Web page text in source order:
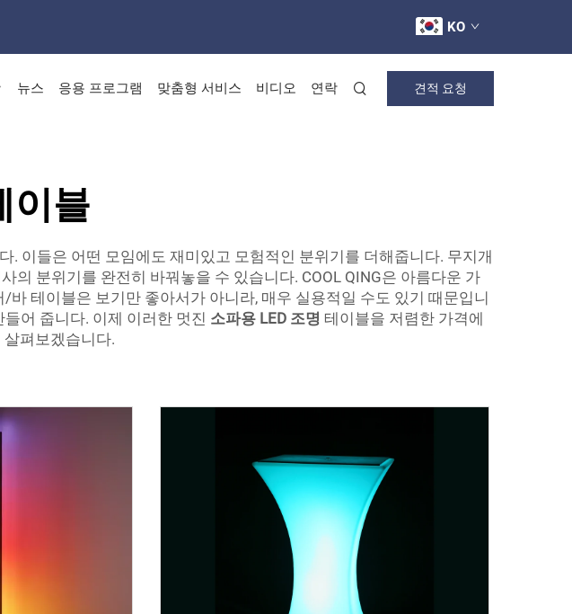
KO
뉴스 응용 프로그램 맞춤형 서비스 비디오 연락 견적 요청
이블
이들은 어떤 모임에도 재미있고 모험적인 분위기를 더해줍니다. 무지개
분위기를 완전히 바꿔놓을 수 있습니다. COOL QING은 아름다운 가
테이블은 보기만 좋아서가 아니라, 매우 실용적일 수도 있기 때문입니
어 줍니다. 이제 이러한 멋진 소파용 LED 조명 테이블을 저렴한 가격에
펴보겠습니다.